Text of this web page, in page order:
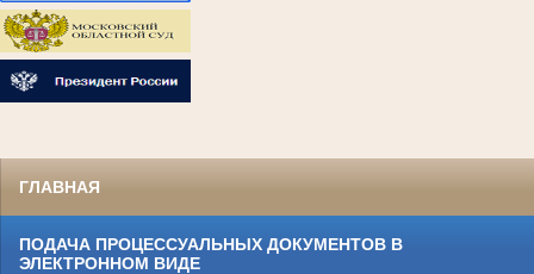
ГЛАВНАЯ
ПОДАЧА ПРОЦЕССУАЛЬНЫХ ДОКУМЕНТОВ В
ЭЛЕКТРОННОМ ВИДЕ